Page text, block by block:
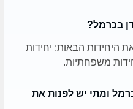
בכרמל?
היחידות הבאות: יחידות
משפחתיות.
ומתי יש לפנות את